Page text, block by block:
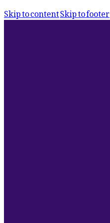
Skip to contentSkip to footer